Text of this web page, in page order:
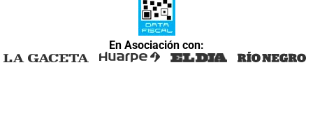
En Asociación con: